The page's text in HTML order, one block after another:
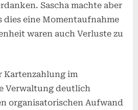
Sascha machte aber
dies eine Momentaufnahme
waren auch Verluste zu
Kartenzahlung im
Verwaltung deutlich
organisatorischen Aufwand